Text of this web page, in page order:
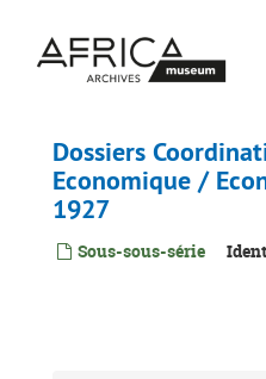
contenu
Dossiers
Economique /
1927
Sous-sous-série